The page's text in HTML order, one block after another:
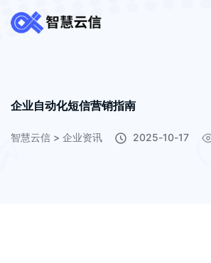
企业自动化短信营销指南
智慧云信 > 企业资讯 2025-10-17